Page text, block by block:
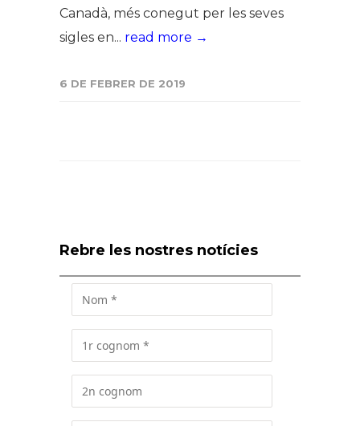
Canadà, més conegut per les seves
sigles en... read more →
6 DE FEBRER DE 2019
Rebre les nostres notícies